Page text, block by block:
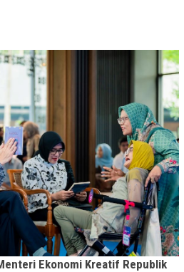
Ekonomi Kreatif Republik